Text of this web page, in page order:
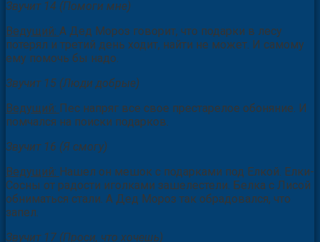
Звучит 14 (Помоги мне)
Ведущий: А Дед Мороз говорит, что подарки в лесу
потерял и третий день ходит, найти не может. И самому
ему помочь бы надо.
Звучит 15 (Люди добрые)
Ведущий: Пес напряг все свое престарелое обоняние. И
помчался на поиски подарков.
Звучит 16 (Я смогу)
Ведущий: Нашел он мешок с подарками под Елкой. Елки-
Сосны от радости иголками зашелестели. Белка с Лисой
обниматься стали. А Дед Мороз так обрадовался, что
запел.
Звучит 17 (Проси, что хочешь)